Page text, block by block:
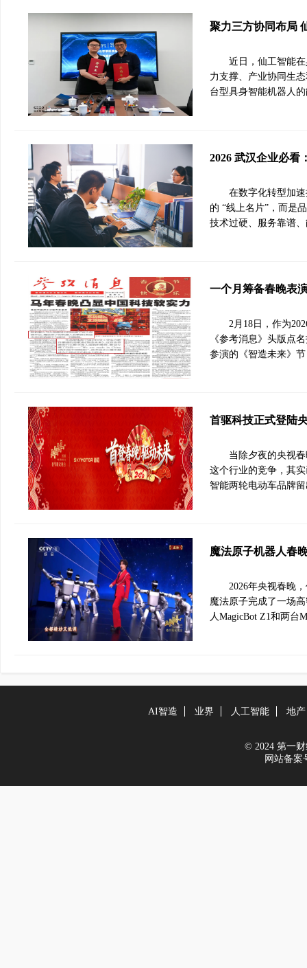
聚力三方协同布局
近日，仙工智能
力支撑、产业协同生
台型具身智能机器人
2026 武汉企业必看
在数字化转型加
的 “线上名片”，而是
技术过硬、服务靠谱
一个月筹备春晚表
2月18日，作为
《参考消息》头版点
参演的《智造未来》
首驱科技正式登陆
当除夕夜的央视
这个行业的竞争，其
智能两轮电动车品牌
魔法原子机器人春
2026年央视春晚
魔法原子完成了一场
人MagicBot Z1和两台
AI智造 业界 人工智能 地产
© 2024 第一财
网站备案